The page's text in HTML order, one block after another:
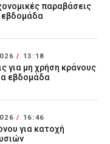
παραβάσεις
εβδομάδα
/ 13:18
για μη χρήση κράνους
εβδομάδα
/ 16:46
για κατοχή